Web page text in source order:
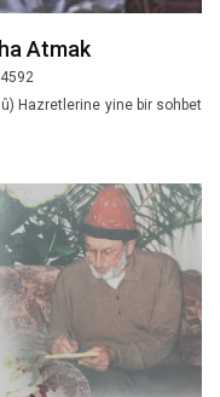
Atmak
Hazretlerine yine bir sohbet